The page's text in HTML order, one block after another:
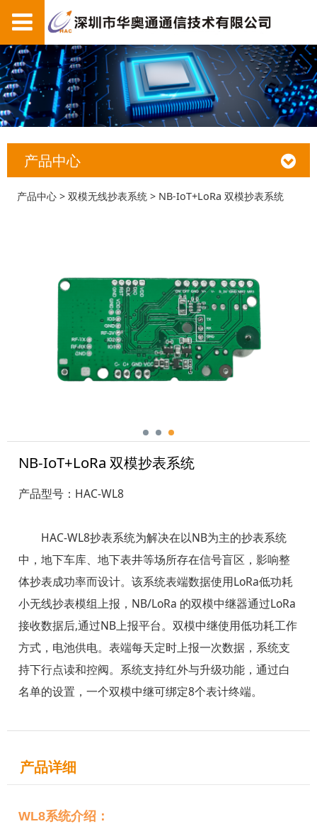
产品中心
NB-IoT+LoRa 双模抄
产品中心 >双模无线抄表系统 > NB-IoT+LoRa 双模抄表系统
NB-IoT+LoRa 双模抄表系统
产品型号：HAC-WL8
HAC-WL8抄表系统为解决在以NB为主的抄表系统
中，地下车库、地下表井等场所存在信号盲区，影响整
体抄表成功率而设计。该系统表端数据使用LoRa低功耗
小无线抄表模组上报，NB/LoRa 的双模中继器通过LoRa
接收数据后,通过NB上报平台。双模中继使用低功耗工作
方式，电池供电。表端每天定时上报一次数据，系统支
持下行点读和控阀。系统支持红外与升级功能，通过白
名单的设置，一个双模中继可绑定8个表计终端。
产品详细
WL8系统介绍：